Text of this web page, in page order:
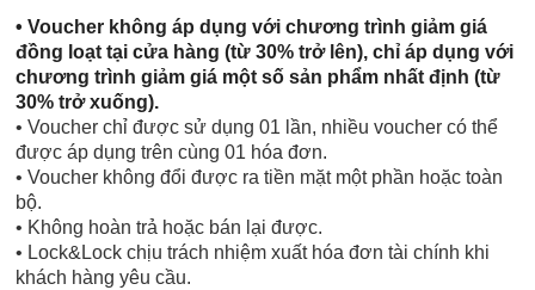
• Voucher không áp dụng với chương trình giảm giá
đồng loạt tại cửa hàng (từ 30% trở lên), chỉ áp dụng với
chương trình giảm giá một số sản phẩm nhất định (từ
30% trở xuống).
• Voucher chỉ được sử dụng 01 lần, nhiều voucher có thể
được áp dụng trên cùng 01 hóa đơn.
• Voucher không đổi được ra tiền mặt một phần hoặc toàn
bộ.
• Không hoàn trả hoặc bán lại được.
• Lock&Lock chịu trách nhiệm xuất hóa đơn tài chính khi
khách hàng yêu cầu.